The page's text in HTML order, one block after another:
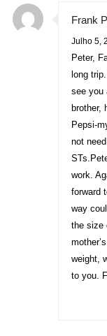
Frank
Julho 5,
Peter,
long
see you
brother,
Pepsi-
not
work.
forward
way
the size
weight,
to you.